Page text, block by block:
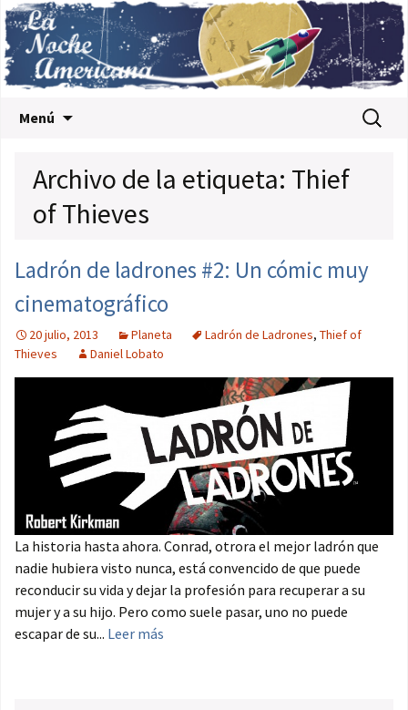
Menú Buscar:
Archivo de la etiqueta: Thief
of Thieves
Ladrón de ladrones #2: Un cómic muy
cinematográfico
20 julio, 2013 Planeta Ladrón de Ladrones, Thief of
Thieves
Daniel Lobato
La historia hasta ahora. Conrad, otrora el mejor ladrón que
nadie hubiera visto nunca, está convencido de que puede
reconducir su vida y dejar la profesión para recuperar a su
mujer y a su hijo. Pero como suele pasar, uno no puede
escapar de su... Leer más